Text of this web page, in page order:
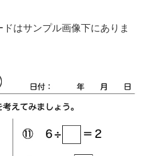
はサンプル画像下にありま